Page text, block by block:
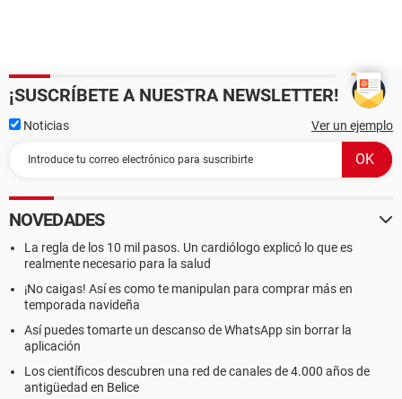
¡SUSCRÍBETE A NUESTRA NEWSLETTER!
Noticias Ver un ejemplo
NOVEDADES
La regla de los 10 mil pasos. Un cardiólogo explicó lo que es
realmente necesario para la salud
¡No caigas! Así es como te manipulan para comprar más en
temporada navideña
Así puedes tomarte un descanso de WhatsApp sin borrar la
aplicación
Los científicos descubren una red de canales de 4.000 años de
antigüedad en Belice